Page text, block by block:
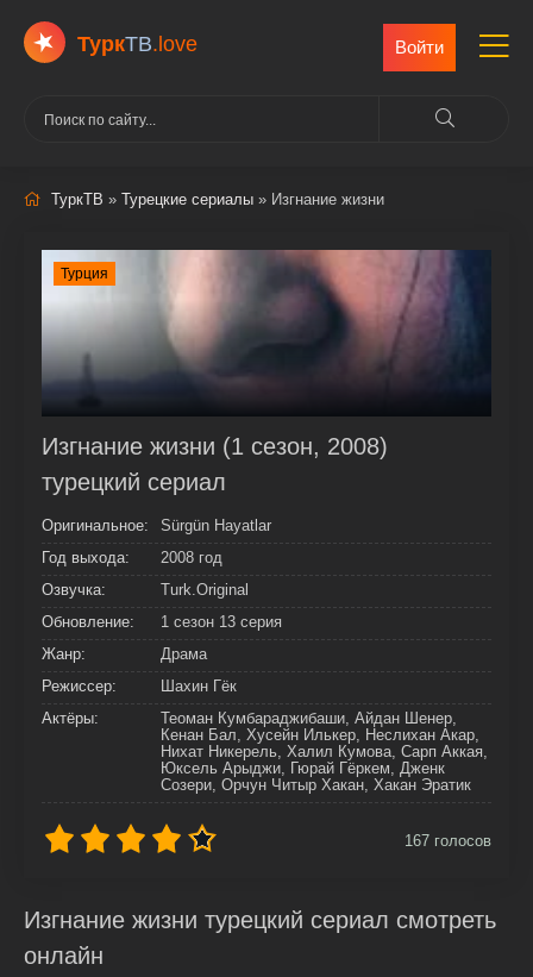
ТуркТВ.love Войти
ТуркТВ » Турецкие сериалы » Изгнание жизни
Турция
Изгнание жизни (1 сезон, 2008)
турецкий сериал
Оригинальное:
Sürgün Hayatlar
Год выхода:
2008 год
Озвучка:
Turk.Original
Обновление:
1 сезон 13 серия
Жанр:
Драма
Режиссер:
Шахин Гёк
Актёры:
Теоман Кумбараджибаши, Айдан Шенер,
Кенан Бал, Хусейн Илькер, Неслихан Акар,
Нихат Никерель, Халил Кумова, Сарп Аккая,
Юксель Арыджи, Гюрай Гёркем, Дженк
Созери, Орчун Читыр Хакан, Хакан Эратик
167 голосов
Изгнание жизни турецкий сериал смотреть
онлайн